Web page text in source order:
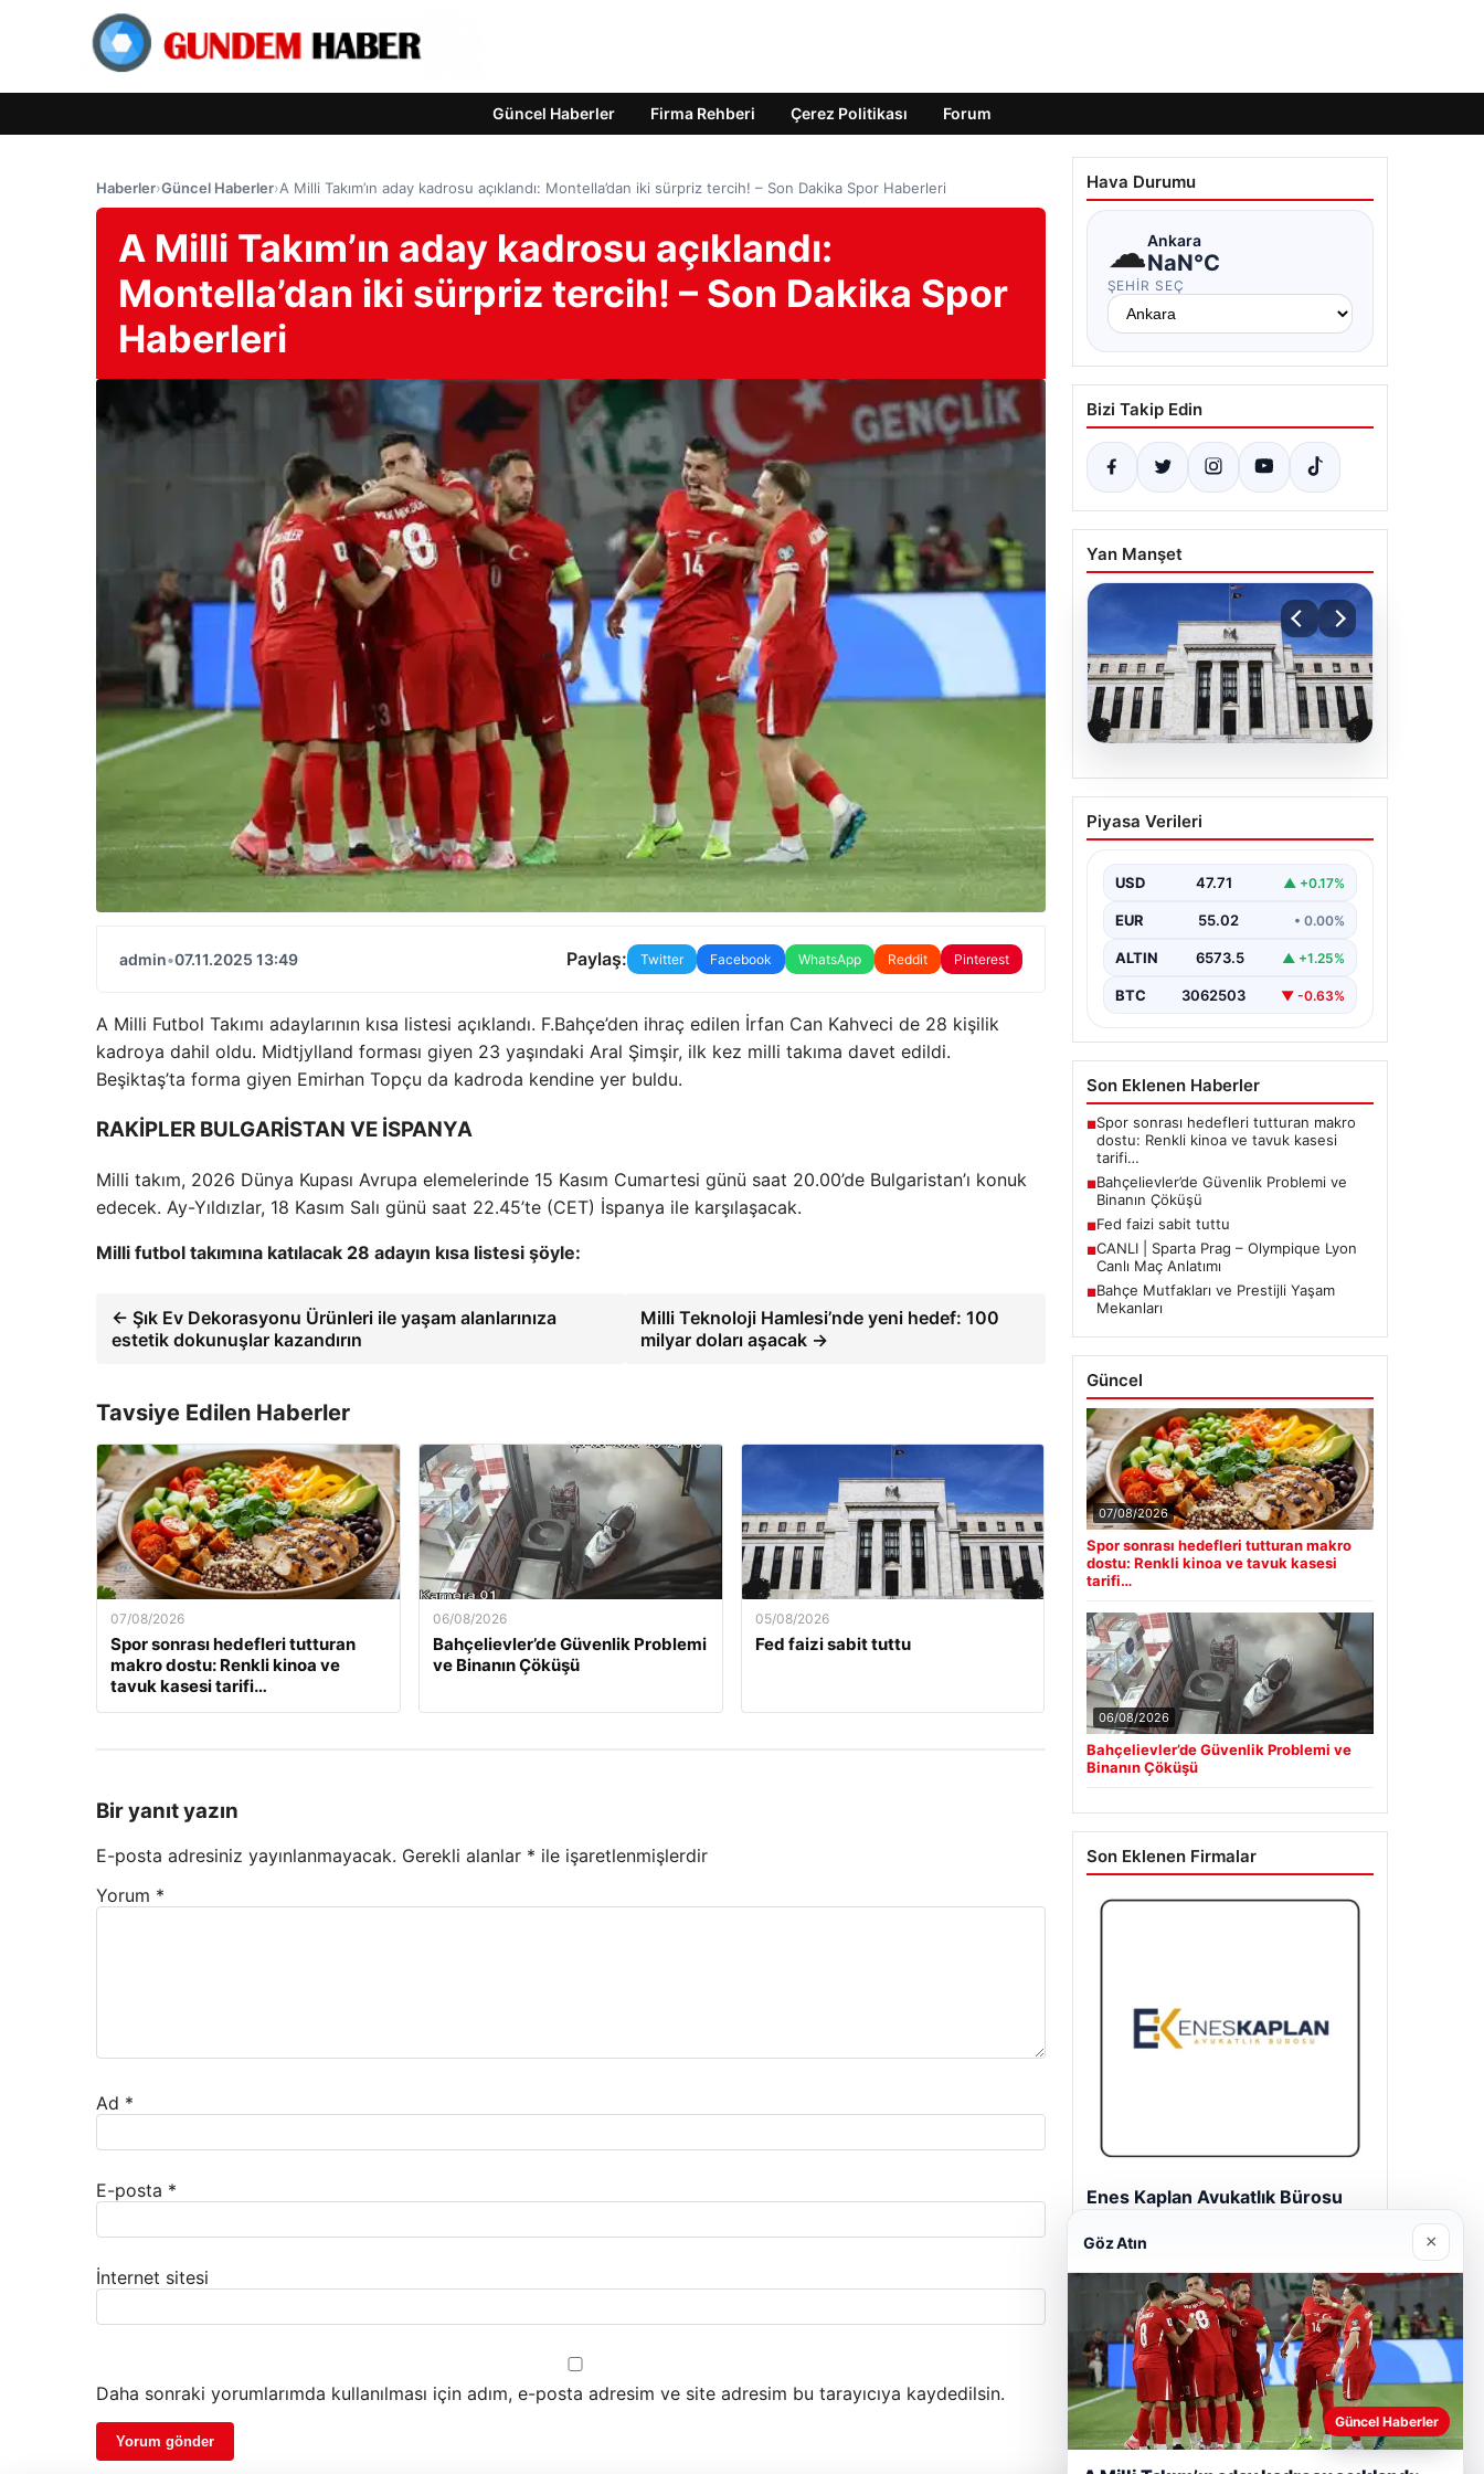
Güncel Haberler Firma Rehberi Çerez Politikası Forum
Haberler›Güncel Haberler›A Milli Takım’ın aday kadrosu açıklandı: Montella’dan iki sürpriz tercih! – Son Dakika Spor Haberleri
A Milli Takım’ın aday kadrosu açıklandı:
Montella’dan iki sürpriz tercih! – Son Dakika Spor
Haberleri
admin•07.11.2025 13:49 Paylaş: Twitter Facebook WhatsApp Reddit Pinterest
A Milli Futbol Takımı adaylarının kısa listesi açıklandı. F.Bahçe’den ihraç edilen İrfan Can Kahveci de 28 kişilik
kadroya dahil oldu. Midtjylland forması giyen 23 yaşındaki Aral Şimşir, ilk kez milli takıma davet edildi.
Beşiktaş’ta forma giyen Emirhan Topçu da kadroda kendine yer buldu.
RAKİPLER BULGARİSTAN VE İSPANYA
Milli takım, 2026 Dünya Kupası Avrupa elemelerinde 15 Kasım Cumartesi günü saat 20.00’de Bulgaristan’ı konuk
edecek. Ay-Yıldızlar, 18 Kasım Salı günü saat 22.45’te (CET) İspanya ile karşılaşacak.
Milli futbol takımına katılacak 28 adayın kısa listesi şöyle:
← Şık Ev Dekorasyonu Ürünleri ile yaşam alanlarınıza
estetik dokunuşlar kazandırın
Milli Teknoloji Hamlesi’nde yeni hedef: 100
milyar doları aşacak →
Tavsiye Edilen Haberler
07/08/2026
Spor sonrası hedefleri tutturan
makro dostu: Renkli kinoa ve
tavuk kasesi tarifi…
06/08/2026
Bahçelievler’de Güvenlik Problemi
ve Binanın Çöküşü
05/08/2026
Fed faizi sabit tuttu
Bir yanıt yazın
E-posta adresiniz yayınlanmayacak. Gerekli alanlar * ile işaretlenmişlerdir
Yorum *
Ad *
E-posta *
İnternet sitesi
Daha sonraki yorumlarımda kullanılması için adım, e-posta adresim ve site adresim bu tarayıcıya kaydedilsin.
Hava Durumu
☁Ankara
NaN°C
ŞEHIR SEÇ
Bizi Takip Edin
Yan Manşet
05.08.2026
Fed faizi sabit tuttu
Piyasa Verileri
USD 47.71 ▲ +0.17%
EUR 55.02 • 0.00%
ALTIN 6573.5 ▲ +1.25%
BTC 3062503 ▼ -0.63%
Son Eklenen Haberler
■Spor sonrası hedefleri tutturan makro
dostu: Renkli kinoa ve tavuk kasesi
tarifi…
■Bahçelievler’de Güvenlik Problemi ve
Binanın Çöküşü
■Fed faizi sabit tuttu
■CANLI | Sparta Prag – Olympique Lyon
Canlı Maç Anlatımı
■Bahçe Mutfakları ve Prestijli Yaşam
Mekanları
Güncel
07/08/2026
Spor sonrası hedefleri tutturan makro
dostu: Renkli kinoa ve tavuk kasesi
tarifi…
06/08/2026
Bahçelievler’de Güvenlik Problemi ve
Binanın Çöküşü
Son Eklenen Firmalar
Enes Kaplan Avukatlık Bürosu
Göz Atın ×
Güncel Haberler